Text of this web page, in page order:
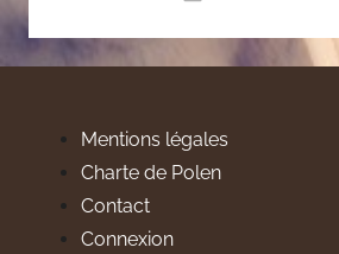
Mentions légales
Charte de Polen
Contact
Connexion